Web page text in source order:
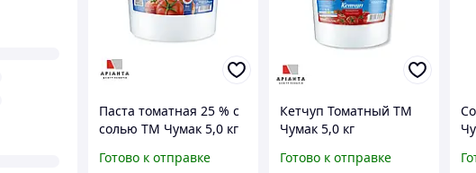
Паста томатная 25 % с
солью ТМ Чумак 5,0 кг
Готово к отправке
Кетчуп Томатный ТМ
Чумак 5,0 кг
Готово к отправке